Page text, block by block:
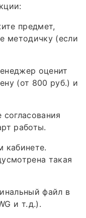
предмет,
методичку (если
оценит
(от 800 руб.) и
работы.
кабинете.
такая
файл в
и т. д.).